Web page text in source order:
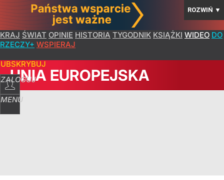
ROZWIŃ ▼
KRAJ ŚWIAT OPINIE HISTORIA TYGODNIK KSIĄŻKI WIDEO DO
RZECZY+ WSPIERAJ
ZALOGUJ
MENU
UNIA EUROPEJSKA